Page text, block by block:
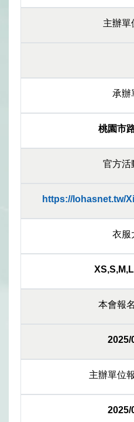
主辦單
承辦
桃園市
官方活
https://lohasnet.tw/
衣服
本會報
2025/
主辦單位
2025/